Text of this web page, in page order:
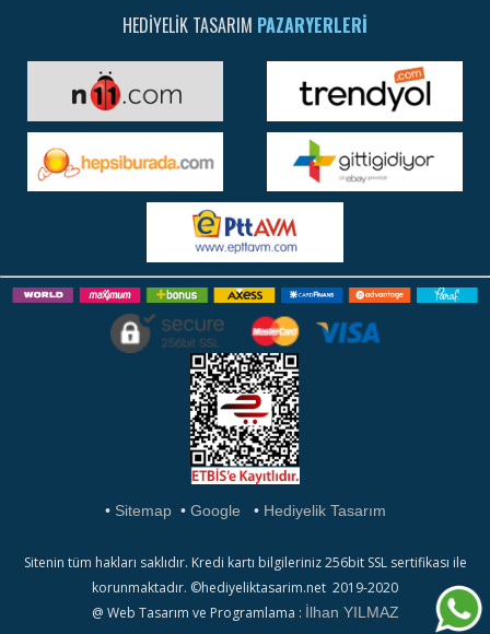
HEDIYELIK TASARIM PAZARYERLERI
• Sitemap• Google • Hediyelik Tasarım
Sitenin tüm hakları saklıdır. Kredi kartı bilgileriniz 256bit SSL sertifikası ile
korunmaktadır. ©hediyeliktasarim.net 2019-2020
@ Web Tasarım ve Programlama : İlhan YILMAZ